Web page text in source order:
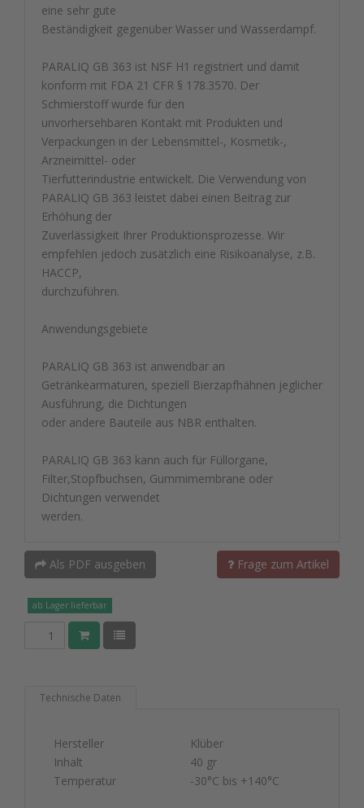
eine sehr gute
Beständigkeit gegenüber Wasser und Wasserdampf.
PARALIQ GB 363 ist NSF H1 registriert und damit
konform mit FDA 21 CFR § 178.3570. Der
Schmierstoff wurde für den
unvorhersehbaren Kontakt mit Produkten und
Verpackungen in der Lebensmittel-, Kosmetik-,
Arzneimittel- oder
Tierfutterindustrie entwickelt. Die Verwendung von
PARALIQ GB 363 leistet dabei einen Beitrag zur
Erhöhung der
Zuverlässigkeit Ihrer Produktionsprozesse. Wir
empfehlen jedoch zusätzlich eine Risikoanalyse, z.B.
HACCP,
durchzuführen.
Anwendungsgebiete
PARALIQ GB 363 ist anwendbar an
Getränkearmaturen, speziell Bierzapfhähnen jeglicher
Ausführung, die Dichtungen
oder andere Bauteile aus NBR enthalten.
PARALIQ GB 363 kann auch für Füllorgane,
Filter,Stopfbuchsen, Gummimembrane oder
Dichtungen verwendet
werden.
Als PDF ausgeben Frage zum Artikel
ab Lager lieferbar
Technische Daten
Hersteller
Klüber
Inhalt
40 gr
Temperatur
-30°C bis +140°C